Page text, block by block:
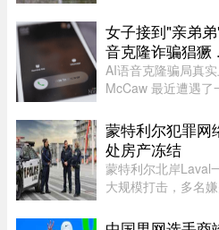
区遭遇严重雨灾，
段甚至被冲毁或无
女子接到"亲弟
音克隆诈骗猖獗
AI语音克隆骗局真
McCaw 最近遭遇
叫出了她弟弟的名
样。"电话那头听起
蒙特利尔犯罪网
处房产冻结
蒙特利尔北岸Laval
大规模打击，多名
万元，直接切断了